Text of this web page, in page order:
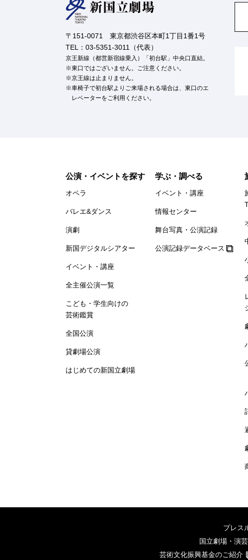
〒151-0071 東京都渋谷区本町1丁目1番1号
TEL：03-5351-3011（代表）
京王新線（都営新宿線乗入）「初台駅」中央口直結。
東口ではございません。ご注意ください。
京王線は止まりません。
車椅子で初台駅よりご来場される場合は、東口のエ
レベーターをご利用ください。
公演・イベントを探す
オペラ
バレエ&ダンス
演劇
新国デジタルシアター
イベント・講座
全主催公演一覧
こども・学生向けの
芸術鑑賞
全国公演
貸劇場公演
はじめての新国立劇場
学ぶ・調べる
イベント・講座
情報センター
舞台写真・公演記録
公演記録データベース
プレス
国立劇場・演
芸術文化振興基金のご紹介